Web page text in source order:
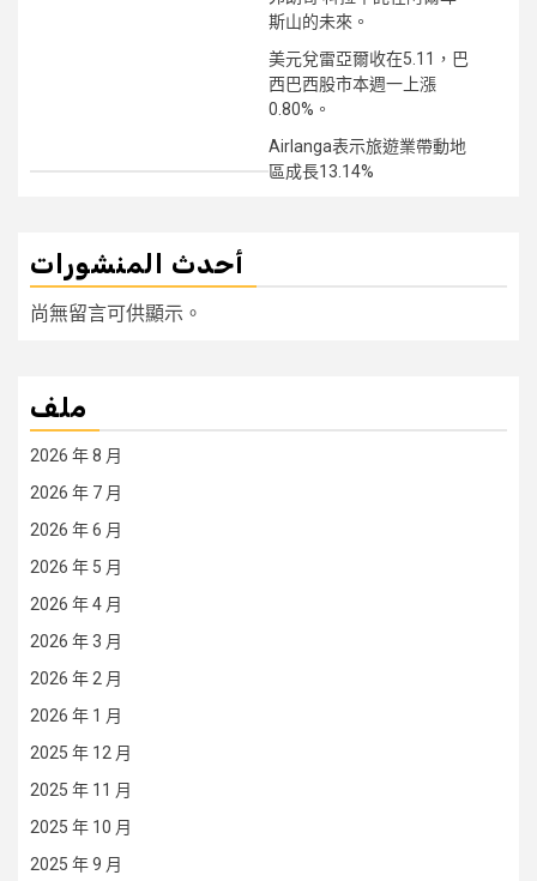
斯山的未來。
美元兌雷亞爾收在5.11，巴
西巴西股市本週一上漲
0.80%。
Airlanga表示旅遊業帶動地
區成長13.14%
أحدث المنشورات
尚無留言可供顯示。
ملف
2026 年 8 月
2026 年 7 月
2026 年 6 月
2026 年 5 月
2026 年 4 月
2026 年 3 月
2026 年 2 月
2026 年 1 月
2025 年 12 月
2025 年 11 月
2025 年 10 月
2025 年 9 月